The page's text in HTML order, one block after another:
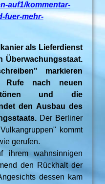
auf1/kommentar-
fuer-mehr-
als Lieferdienst
Überwachungsstaat.
markieren
Rufe nach neuen
und die
den Ausbau des
Der Berliner
kommt
gerufen.
ihrem wahnsinnigen
den Rückhalt der
dessen kam